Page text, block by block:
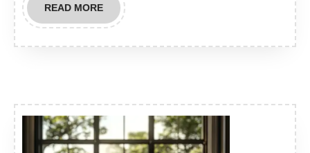
READ MOREREAD
MORE